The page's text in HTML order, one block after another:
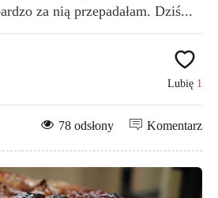
za nią przepadałam. Dziś...
Lubię 1
Komentarz
78 odsłony